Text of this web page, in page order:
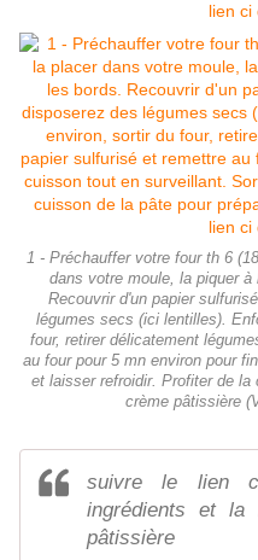
1 - Préchauffer votre four th 6
dans votre moule, la piquer
Recouvrir d'un papier
légumes secs (ici lentilles).
four, retirer délicatement
au four pour 5 mn environ pour
et laisser refroidir. Profiter de la
crème pâtissière
suivre le lien
ingrédients et la
pâtissière